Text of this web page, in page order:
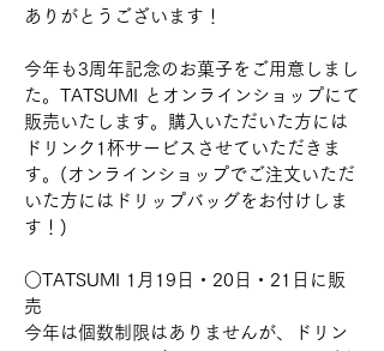
ありがとうございます！
今年も3周年記念のお菓子をご用意しまし
た。TATSUMI とオンラインショップにて
販売いたします。購入いただいた方には
ドリンク1杯サービスさせていただきま
す。(オンラインショップでご注文いただ
いた方にはドリップバッグをお付けしま
す！)
○TATSUMI 1月19日・20日・21日に販
売
今年は個数制限はありませんが、ドリン